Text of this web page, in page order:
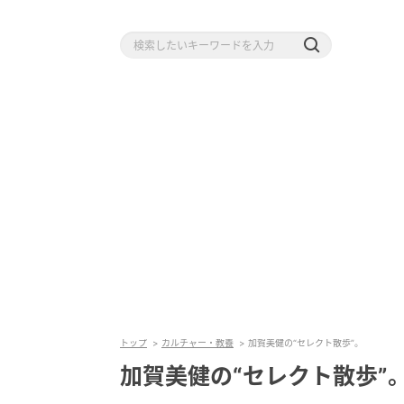
トップ カルチャー・教養 加賀美健の“セレクト散歩”。
加賀美健の“セレクト散歩”